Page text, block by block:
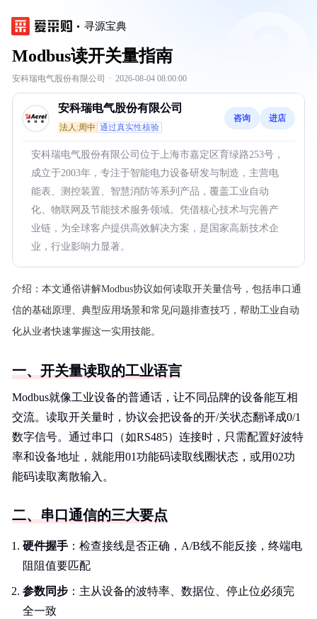
寻源宝典
Modbus读开关量指南
安科瑞电气股份有限公司 · 2026-08-04 08:00:00
安科瑞电气股份有限公司
法人:周中 通过真实性核验
咨询 进店
安科瑞电气股份有限公司位于上海市嘉定区育绿路253号，
成立于2003年，专注于智能电力设备研发与制造，主营电
能表、测控装置、智慧消防等系列产品，覆盖工业自动
化、物联网及节能技术服务领域。凭借核心技术与完善产
业链，为全球客户提供高效解决方案，是国家高新技术企
业，行业影响力显著。
介绍： 本文通俗讲解Modbus协议如何读取开关量信号，包括串口通
信的基础原理、典型应用场景和常见问题排查技巧，帮助工业自动
化从业者快速掌握这一实用技能。
一、开关量读取的工业语言
Modbus就像工业设备的普通话，让不同品牌的设备能互相
交流。读取开关量时，协议会把设备的开/关状态翻译成0/1
数字信号。通过串口（如RS485）连接时，只需配置好波特
率和设备地址，就能用01功能码读取线圈状态，或用02功
能码读取离散输入。
二、串口通信的三大要点
硬件握手 ：检查接线是否正确，A/B线不能反接，终端电
阻阻值要匹配
参数同步 ：主从设备的波特率、数据位、停止位必须完
全一致